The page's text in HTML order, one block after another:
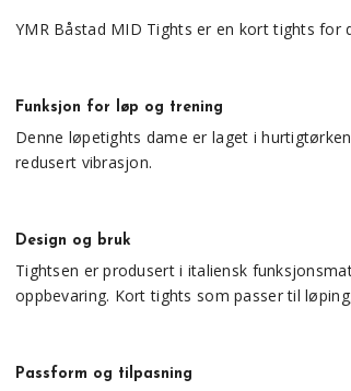
YMR Båstad MID Tights er en kort tights
Funksjon for løp og trening
Denne løpetights dame er laget i
redusert vibrasjon.
Design og bruk
Tightsen er produsert i italiensk
oppbevaring. Kort tights som passer til
Passform og tilpasning